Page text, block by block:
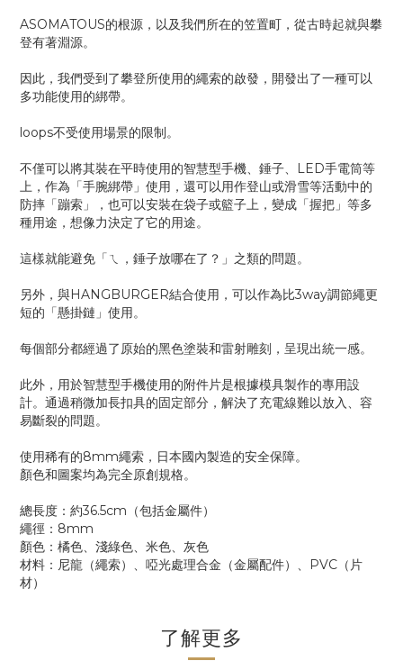
ASOMATOUS的根源，以及我們所在的笠置町，從古時起就與攀
登有著淵源。
因此，我們受到了攀登所使用的繩索的啟發，開發出了一種可以
多功能使用的綁帶。
loops不受使用場景的限制。
不僅可以將其裝在平時使用的智慧型手機、錘子、LED手電筒等
上，作為「手腕綁帶」使用，還可以用作登山或滑雪等活動中的
防摔「蹦索」，也可以安裝在袋子或籃子上，變成「握把」等多
種用途，想像力決定了它的用途。
這樣就能避免「ㄟ，錘子放哪在了？」之類的問題。
另外，與HANGBURGER結合使用，可以作為比3way調節繩更
短的「懸掛鏈」使用。
每個部分都經過了原始的黑色塗裝和雷射雕刻，呈現出統一感。
此外，用於智慧型手機使用的附件片是根據模具製作的專用設
計。通過稍微加長扣具的固定部分，解決了充電線難以放入、容
易斷裂的問題。
使用稀有的8mm繩索，日本國內製造的安全保障。
顏色和圖案均為完全原創規格。
總長度：約36.5cm（包括金屬件）
繩徑：8mm
顏色：橘色、淺綠色、米色、灰色
材料：尼龍（繩索）、啞光處理合金（金屬配件）、PVC（片
材）
了解更多